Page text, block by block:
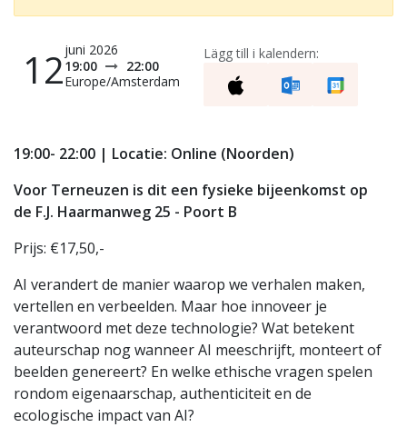
12juni 2026
19:00
22:00
Europe/Amsterdam
Lägg till i kalendern:
19:00- 22:00 | Locatie: Online (Noorden)
Voor Terneuzen is dit een fysieke bijeenkomst op
de F.J. Haarmanweg 25 - Poort B
Prijs: €17,50,-
AI verandert de manier waarop we verhalen maken,
vertellen en verbeelden. Maar hoe innoveer je
verantwoord met deze technologie? Wat betekent
auteurschap nog wanneer AI meeschrijft, monteert of
beelden genereert? En welke ethische vragen spelen
rondom eigenaarschap, authenticiteit en de
ecologische impact van AI?